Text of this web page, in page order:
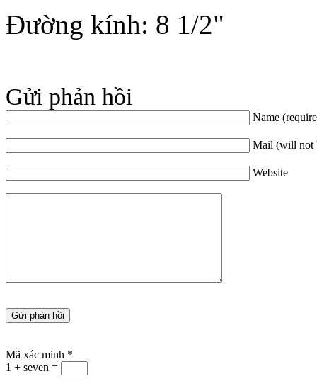
Đường kính: 8 1/2"
Gửi phản hồi
Name
Mail (will not
Website
Mã xác minh *
1 + seven =